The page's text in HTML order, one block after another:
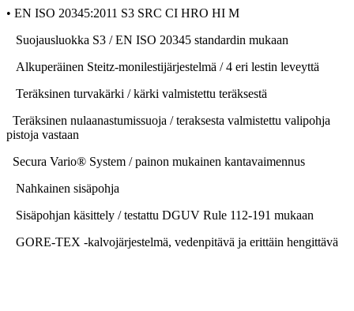
• EN ISO 20345:2011 S3 SRC CI HRO HI M
Suojausluokka S3 / EN ISO 20345 standardin mukaan
Alkuperäinen Steitz-monilestijärjestelmä / 4 eri lestin leveyttä
Teräksinen turvakärki / kärki valmistettu teräksestä
Teräksinen nulaanastumissuoja / teraksesta valmistettu valipohja
pistoja vastaan
Secura Vario® System / painon mukainen kantavaimennus
Nahkainen sisäpohja
Sisäpohjan käsittely / testattu DGUV Rule 112-191 mukaan
GORE-TEX -kalvojärjestelmä, vedenpitävä ja erittäin hengittävä